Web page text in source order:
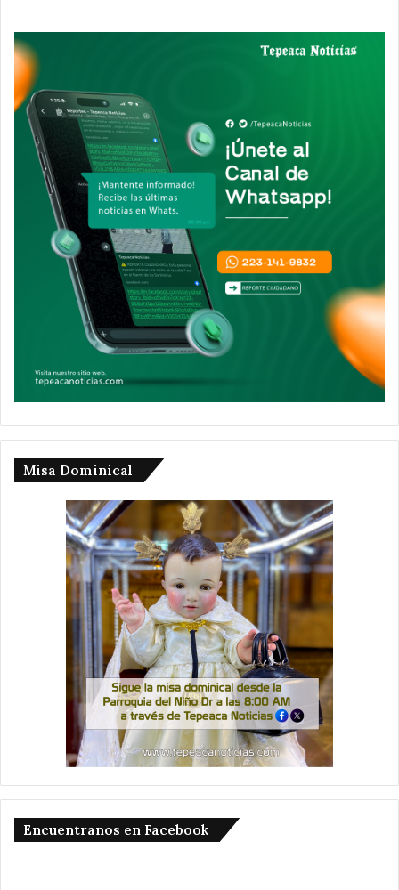
Misa Dominical
Encuentranos en Facebook